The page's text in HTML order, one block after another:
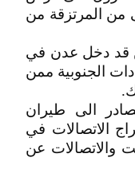
من المرتزقة من
قد دخل عدن في
الجنوبية ممن
الى طيران
الاتصالات في
والاتصالات عن